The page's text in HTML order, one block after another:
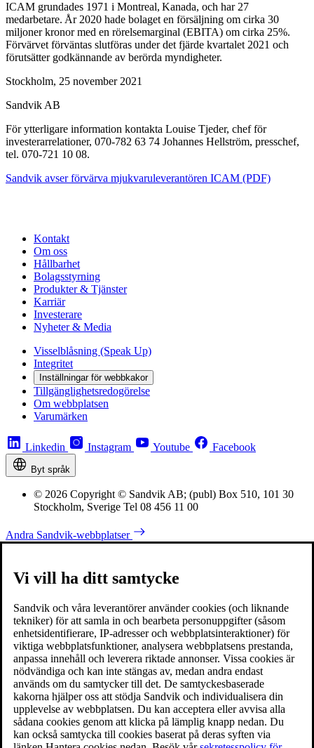
ICAM grundades 1971 i Montreal, Kanada, och har 27
medarbetare. År 2020 hade bolaget en försäljning om cirka 30
miljoner kronor med en rörelsemarginal (EBITA) om cirka 25%.
Förvärvet förväntas slutföras under det fjärde kvartalet 2021 och
förutsätter godkännande av berörda myndigheter.
Stockholm, 25 november 2021
Sandvik AB
För ytterligare information kontakta Louise Tjeder, chef för
investerarrelationer, 070-782 63 74 Johannes Hellström, presschef,
tel. 070-721 10 08.
Sandvik avser förvärva mjukvaruleverantören ICAM (PDF)
Kontakt
Om oss
Hållbarhet
Bolagsstyrning
Produkter & Tjänster
Karriär
Investerare
Nyheter & Media
Visselblåsning (Speak Up)
Integritet
Inställningar för webbkakor
Tillgänglighetsredogörelse
Om webbplatsen
Varumärken
Linkedin Instagram Youtube Facebook
Byt språk
© 2026 Copyright © Sandvik AB; (publ) Box 510, 101 30
Stockholm, Sverige Tel 08 456 11 00
Andra Sandvik-webbplatser
Vi vill ha ditt samtycke
Sandvik och våra leverantörer använder cookies (och liknande
tekniker) för att samla in och bearbeta personuppgifter (såsom
enhetsidentifierare, IP-adresser och webbplatsinteraktioner) för
viktiga webbplatsfunktioner, analysera webbplatsens prestanda,
anpassa innehåll och leverera riktade annonser. Vissa cookies är
nödvändiga och kan inte stängas av, medan andra endast
används om du samtycker till det. De samtyckesbaserade
kakorna hjälper oss att stödja Sandvik och individualisera din
upplevelse av webbplatsen. Du kan acceptera eller avvisa alla
sådana cookies genom att klicka på lämplig knapp nedan. Du
kan också samtycka till cookies baserat på deras syften via